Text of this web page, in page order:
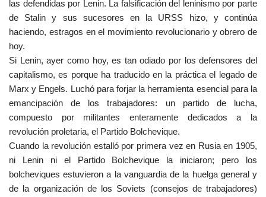
las defendidas por Lenin. La falsificación del leninismo por parte
de Stalin y sus sucesores en la URSS hizo, y continúa
haciendo, estragos en el movimiento revolucionario y obrero de
hoy.
Si Lenin, ayer como hoy, es tan odiado por los defensores del
capitalismo, es porque ha traducido en la práctica el legado de
Marx y Engels. Luchó para forjar la herramienta esencial para la
emancipación de los trabajadores: un partido de lucha,
compuesto por militantes enteramente dedicados a la
revolución proletaria, el Partido Bolchevique.
Cuando la revolución estalló por primera vez en Rusia en 1905,
ni Lenin ni el Partido Bolchevique la iniciaron; pero los
bolcheviques estuvieron a la vanguardia de la huelga general y
de la organización de los Soviets (consejos de trabajadores)